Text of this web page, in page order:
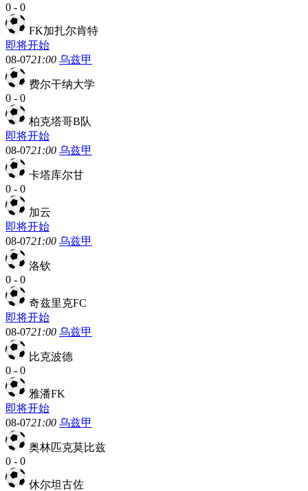
0 - 0
FK加扎尔肯特
即将开始
08-0721:00 乌兹甲
费尔干纳大学
0 - 0
柏克塔哥B队
即将开始
08-0721:00 乌兹甲
卡塔库尔甘
0 - 0
加云
即将开始
08-0721:00 乌兹甲
洛钦
0 - 0
奇兹里克FC
即将开始
08-0721:00 乌兹甲
比克波德
0 - 0
雅潘FK
即将开始
08-0721:00 乌兹甲
奥林匹克莫比兹
0 - 0
休尔坦古佐